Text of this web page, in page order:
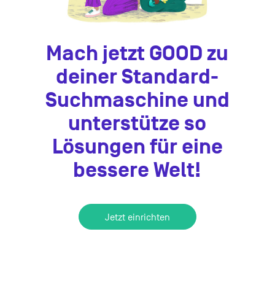
Mach jetzt GOOD zu
deiner Standard-
Suchmaschine und
unterstütze so
Lösungen für eine
bessere Welt!
Jetzt einrichten